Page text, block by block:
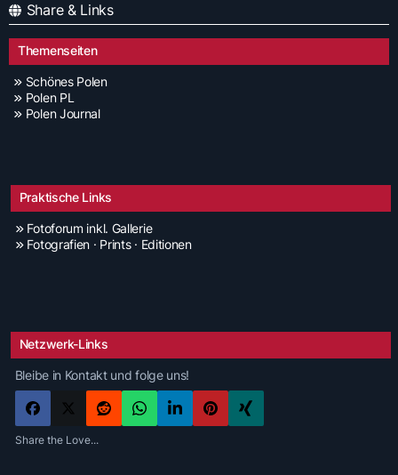
Share & Links
Themenseiten
Schönes Polen
Polen PL
Polen Journal
Praktische Links
Fotoforum inkl. Gallerie
Fotografien · Prints · Editionen
Netzwerk-Links
Bleibe in Kontakt und folge uns!
Share the Love...